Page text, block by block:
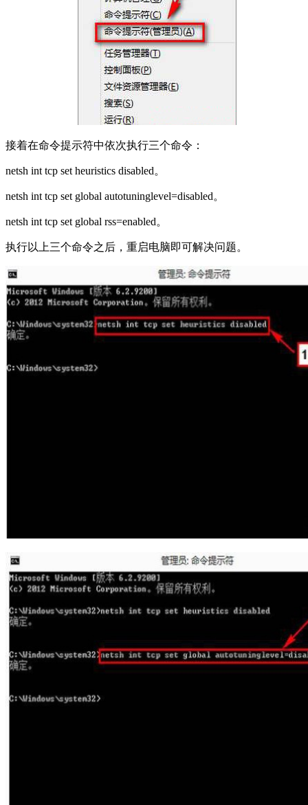
接着在命令提示符中依次执行三个命令：
netsh int tcp set heuristics disabled。
netsh int tcp set global autotuninglevel=disabled。
netsh int tcp set global rss=enabled。
执行以上三个命令之后，重启电脑即可解决问题。